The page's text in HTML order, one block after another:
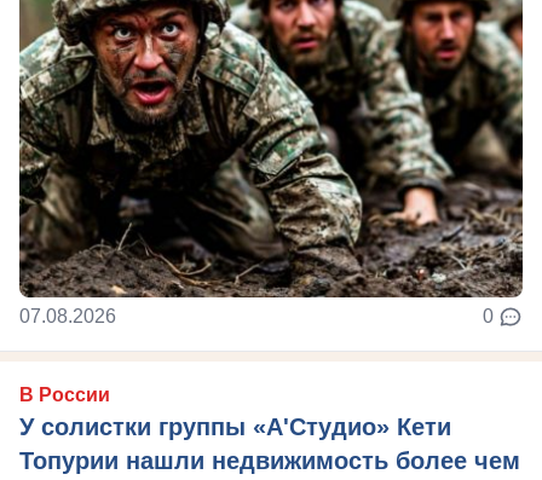
07.08.2026 0
В России
У солистки группы «А'Студио» Кети
Топурии нашли недвижимость более чем